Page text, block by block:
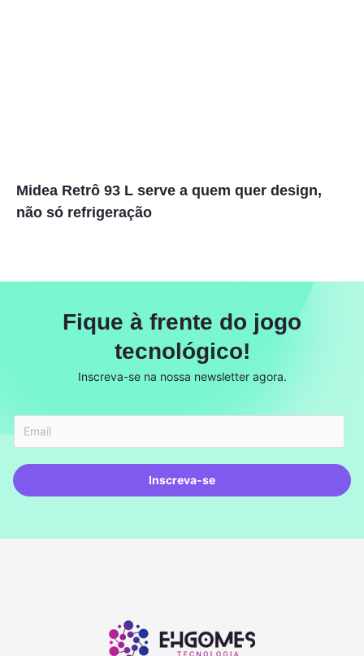
Midea Retrô 93 L serve a quem quer design,
não só refrigeração
Fique à frente do jogo
tecnológico!
Inscreva-se na nossa newsletter agora.
Inscreva-se